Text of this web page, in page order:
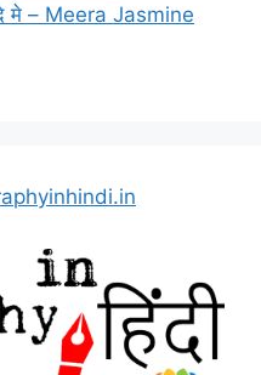
मे – Meera Jasmine